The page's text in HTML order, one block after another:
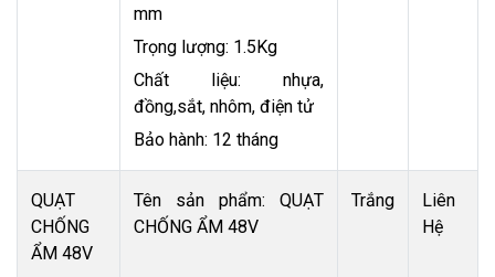
mm
Trọng lượng: 1.5Kg
Chất liệu: nhựa,
đồng,sắt, nhôm, điện tử
Bảo hành: 12 tháng
QUẠT
CHỐNG
ẨM 48V
Tên sản phẩm: QUẠT
CHỐNG ẨM 48V
Trắng
Liên
Hệ